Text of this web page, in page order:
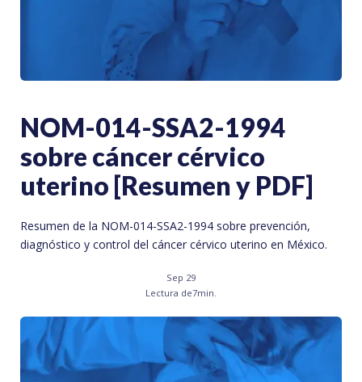
NOM-014-SSA2-1994
sobre cáncer cérvico
uterino [Resumen y PDF]
Resumen de la NOM-014-SSA2-1994 sobre prevención,
diagnóstico y control del cáncer cérvico uterino en México.
Sep 29
Lectura de7min.